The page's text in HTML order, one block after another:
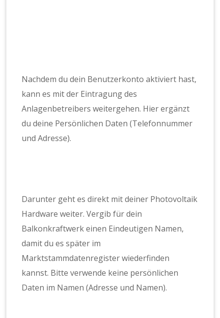
Nachdem du dein Benutzerkonto aktiviert hast,
kann es mit der Eintragung des
Anlagenbetreibers weitergehen. Hier ergänzt
du deine Persönlichen Daten (Telefonnummer
und Adresse).
Darunter geht es direkt mit deiner Photovoltaik
Hardware weiter. Vergib für dein
Balkonkraftwerk einen Eindeutigen Namen,
damit du es später im
Marktstammdatenregister wiederfinden
kannst. Bitte verwende keine persönlichen
Daten im Namen (Adresse und Namen).